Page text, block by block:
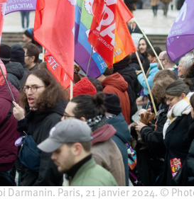
Darmanin. Paris, 21 janvier 2024. ©